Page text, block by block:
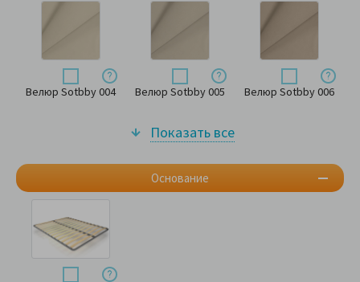
Основание
Велюр Sotbby 004 Велюр Sotbby 005 Велюр Sotbby 006
Показать все